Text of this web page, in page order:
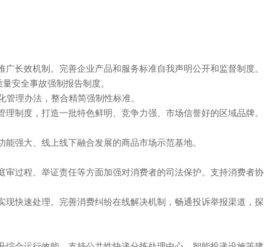
广长效机制。完善企业产品和服务标准自我声明公开和监督制度。
安全事故强制报告制度。
管理办法，整合精简强制性标准。
制度，打造一批特色鲜明、竞争力强、市场信誉好的区域品牌。
线上线下融合发展的商品市场示范基地。
、举证责任等方面加强对消费者的司法保护。支持消费者协
实现快速处理。完善消费纠纷在线解决机制，畅通投诉举报渠道，探